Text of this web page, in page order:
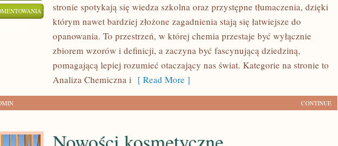
CHEMIA
stronie spotykają się wiedza szkolna oraz przystępne tłumaczenia, dzięki
którym nawet bardziej złożone zagadnienia stają się łatwiejsze do
opanowania. To przestrzeń, w której chemia przestaje być wyłącznie
zbiorem wzorów i definicji, a zaczyna być fascynującą dziedziną,
pomagającą lepiej rozumieć otaczający nas świat. Kategorie na stronie to
Analiza Chemiczna i [ Read More ]
CONTINUE